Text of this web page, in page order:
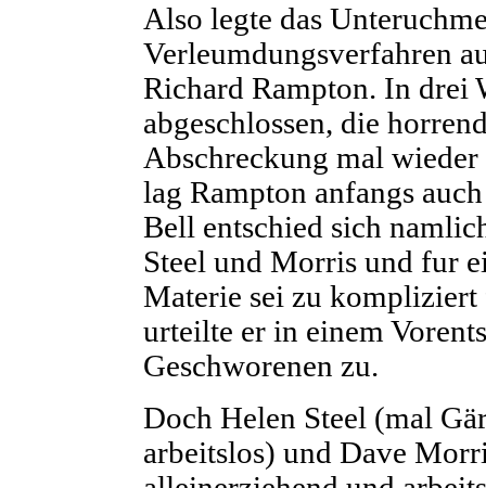
Also legte das
Verleumdungsverfahren
Richard Rampton. In drei
abgeschlossen, die
Abschreckung mal
lag Rampton anfangs
Bell entschied sich
Steel und Morris und fur
Materie sei zu
urteilte er in einem
Geschworenen zu.
Doch Helen Steel (mal
arbeitslos) und Dave